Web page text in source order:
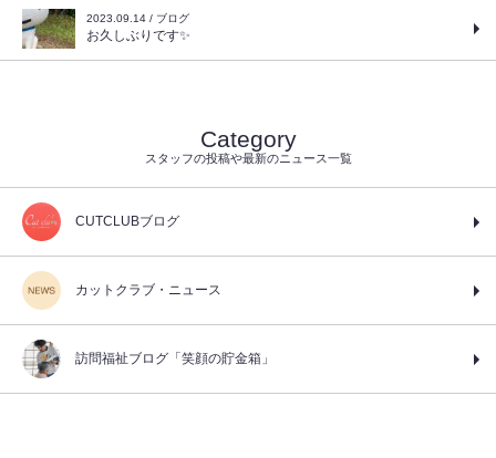
2023.09.14 / ブログ
お久しぶりです✨
Category
スタッフの投稿や最新のニュース一覧
CUTCLUBブログ
カットクラブ・ニュース
訪問福祉ブログ「笑顔の貯金箱」